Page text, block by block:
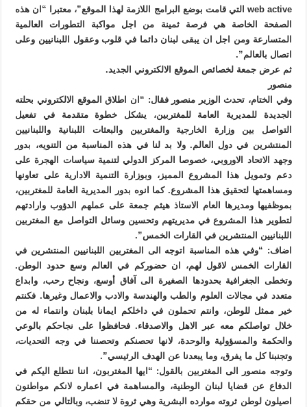
web active التي قامت بوضع البرامج اللازمة لهذا الموقع”، معتبرا “ان هذه
الصفحة الخاصة هي فرصة ثمينة من اجل مواكبة التطورات العالمية
المتسارعة ومن اجل ان يبقى لبنان دائما في قلوب وعقول اللبنانيين وعلى
اتصال بالعالم”.
ثم عرض جمعة لخصائص الموقع الالكتروني الجديد.
منصور
وفي الختام، تحدث الوزير منصور فقال: “ان اطلاق الموقع الالكتروني بحلته
الجديدة للمديرية العامة للمغتربين، يشكل خطوة متقدمة في تفعيل
التواصل بين وزارة الخارجية والمغتربين والبعثات اللبنانية واللبنانيين
المنتشرين في دول العالم. ولا بد لنا في هذه المناسبة من التنويه، بدور
وجهد الاتحاد الاوروبي، خصوصا المركز الدولي لتنمية سياسات الهجرة على
دعم وتمويل هذا المشروع المميز، وبوزارة التنمية الادارية على تعاونها
ومساهمتها لتحقيق هذا المشروع. كما انوه بدور المديرية العامة للمغتربين،
بموظفيها ومديرها العام الاستاذ هيثم جمعة على عملهم الدؤوب وارادتهم
لتطوير هذا المشروع في مديريتهم وتحسين وسائل التواصل مع المغتربين
اللبنانيين المنتشرين في القارات الخمس”.
اضاف: “وفي هذه المناسبة اتوجه الى المغتربين اللبنانيين المنتشرين في
القارات الخمس لاقول لهم، ان حضوركم في العالم وسع حدود الوطن.
وتخطى الجغرافية بحدودها الصغيرة الى آفاق أوسع، ونجاح رحب، وابداع
متعدد في مجالات العلوم والطب والهندسة والادب والاعمال وغيرها. فكنتم
خير ممثل للوطن، وانتم تحملون في داخلكم ايمانا بلبنان وانتماء له من
خلال تواصلكم معه عبر الاهل والاصدقاء. فحافظوا على نجاحكم بالوعي
والحكمة والمسؤولية والوحدة، لانها تحصنكم وتحصننا في وجه التحديات،
وتجنبنا كل ما يفرق، وما يبعدنا عن الهدف الرئيسي”.
وتوجه منصور الى المغتربين بالقول: “ايها المغتربون، اننا نتطلع اليكم في
الدفاع عن قضايا لبنان الوطنية، والمساهمة في اعماره لانكم مواطنون
اصيلون لوطن ثروته موارده البشرية وهي ثروة لا تنضب، وبالتالي من حقكم